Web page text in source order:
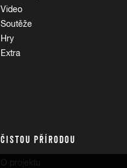
Video
Soutěže
Hry
Extra
ČISTOU PŘÍRODOU